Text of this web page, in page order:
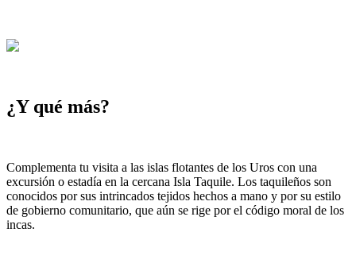
¿Y qué más?
Complementa tu visita a las islas flotantes de los Uros con una
excursión o estadía en la cercana Isla Taquile. Los taquileños son
conocidos por sus intrincados tejidos hechos a mano y por su estilo
de gobierno comunitario, que aún se rige por el código moral de los
incas.